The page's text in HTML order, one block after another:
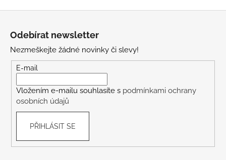
Odebírat newsletter
Nezmeškejte žádné novinky či slevy!
E-mail
Vložením e-mailu souhlasíte s podmínkami ochrany
osobních údajů
PŘIHLÁSIT SE